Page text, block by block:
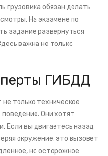
грузовика обязан делать
На экзамене по
задание развернуться
важна не только
ГИБДД
только техническое
Они хотят
Если вы двигаетесь назад
окружение, это вызовет
но осторожное